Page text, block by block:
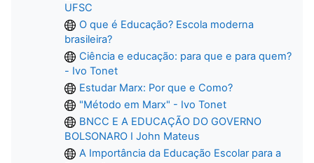
UFSC
O que é Educação? Escola moderna
brasileira?
Ciência e educação: para que e para quem?
- Ivo Tonet
Estudar Marx: Por que e Como?
"Método em Marx" - Ivo Tonet
BNCC E A EDUCAÇÃO DO GOVERNO
BOLSONARO I John Mateus
A Importância da Educação Escolar para a